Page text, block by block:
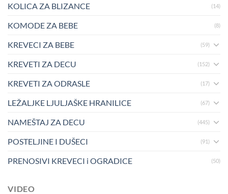
KOLICA ZA BLIZANCE (14)
KOMODE ZA BEBE (8)
KREVECI ZA BEBE (59)
KREVETI ZA DECU (152)
KREVETI ZA ODRASLE (17)
LEŽALJKE LJULJAŠKE HRANILICE (67)
NAMEŠTAJ ZA DECU (445)
POSTELJINE I DUŠECI (91)
PRENOSIVI KREVECI i OGRADICE (50)
VIDEO